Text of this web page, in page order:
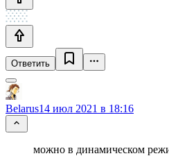
Ответить
Belarus14 июл 2021 в 18:16
можно в динамическом